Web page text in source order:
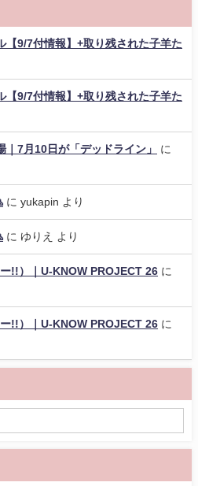
【9/7付情報】+取り残された子羊た
【9/7付情報】+取り残された子羊た
7月10日が「デッドライン」
に
に yukapin より
に ゆりえ より
!!）｜U-KNOW PROJECT 26 に
!!）｜U-KNOW PROJECT 26 に